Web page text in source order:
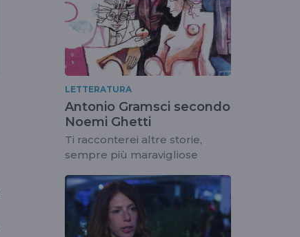
LETTERATURA
Antonio Gramsci secondo
Noemi Ghetti
Ti racconterei altre storie,
sempre più maravigliose